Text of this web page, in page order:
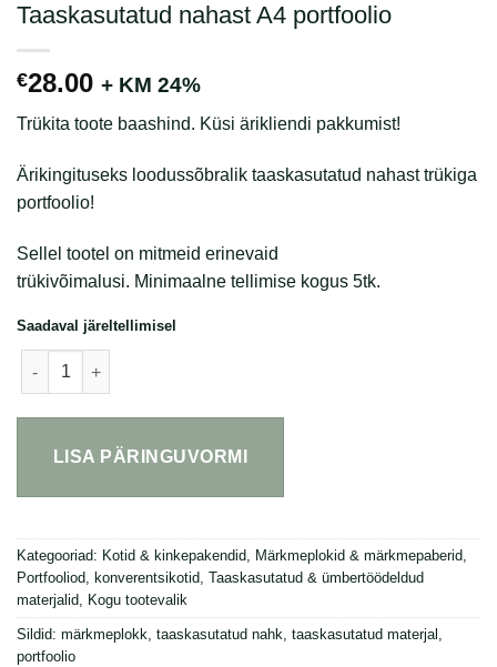
Taaskasutatud nahast A4 portfoolio
€28.00 + KM 24%
Trükita toote baashind. Küsi ärikliendi pakkumist!
Ärikingituseks loodussõbralik taaskasutatud nahast trükiga
portfoolio!
Sellel tootel on mitmeid erinevaid
trükivõimalusi. Minimaalne tellimise kogus 5tk.
Saadaval järeltellimisel
LISA PÄRINGUVORMI
Kategooriad: Kotid & kinkepakendid, Märkmeplokid & märkmepaberid,
Portfooliod, konverentsikotid, Taaskasutatud & ümbertöödeldud
materjalid, Kogu tootevalik
Sildid: märkmeplokk, taaskasutatud nahk, taaskasutatud materjal ,
portfoolio